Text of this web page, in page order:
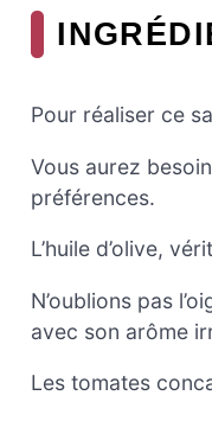
Pour réaliser ce
Vous aurez
préférences.
L’huile d’olive,
N’oublions pas
avec son arôme
Les tomates